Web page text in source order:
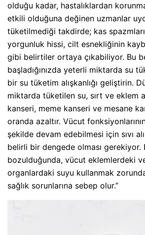
olduğu kadar, hastalıklardan
etkili olduğuna değinen uzmanlar
tüketilmediği takdirde; kas
yorgunluk hissi, cilt esnekliğinin
gibi belirtiler ortaya çıkabiliyor. Bu
başladığınızda yeterli miktarda su
bir su tüketim alışkanlığı geliştirin.
miktarda tüketilen su, sırt ve eklem
kanseri, meme kanseri ve mesane
oranda azaltır. Vücut
şekilde devam edebilmesi için sıvı
belirli bir dengede olması gerekiyor.
bozulduğunda, vücut eklemlerdeki
organlardaki suyu kullanmak
sağlık sorunlarına sebep olur.”